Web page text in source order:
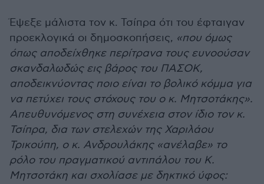
Έψεξε μάλιστα τον κ. Τσίπρα ότι του έφταιγαν
προεκλογικά οι δημοσκοπήσεις, «που όμως
όπως αποδείχθηκε περίτρανα τους ευνοούσαν
σκανδαλωδώς εις βάρος του ΠΑΣΟΚ,
αποδεικνύοντας ποιο είναι το βολικό κόμμα για
να πετύχει τους στόχους του ο κ. Μητσοτάκης».
Απευθυνόμενος στη συνέχεια στον ίδιο τον κ.
Τσίπρα, δια των στελεχών της Χαριλάου
Τρικούπη, ο κ. Ανδρουλάκης «ανέλαβε» το
ρόλο του πραγματικού αντιπάλου του Κ.
Μητσοτάκη και σχολίασε με δηκτικό ύφος: